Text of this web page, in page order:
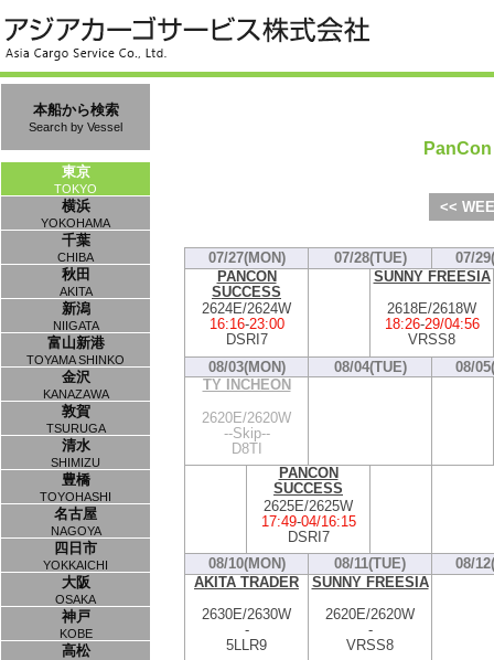
本船から検索
Search by Vessel
東京
TOKYO
横浜
YOKOHAMA
千葉
CHIBA
秋田
AKITA
新潟
NIIGATA
富山新港
TOYAMA SHINKO
金沢
KANAZAWA
敦賀
TSURUGA
清水
SHIMIZU
豊橋
TOYOHASHI
名古屋
NAGOYA
四日市
YOKKAICHI
大阪
OSAKA
神戸
KOBE
高松
<<
07/27(MON) 07/28(TUE)
07/
PANCON
SUCCESS
2624E/2624W
16:16-23:00
DSRI7
SUNNY FREESIA
2618E/2618W
18:26-29/04:56
VRSS8
08/03(MON)
08/04(TUE)
08/
TY INCHEON
2620E/2620W
--Skip--
D8TI
PANCON
SUCCESS
2625E/2625W
17:49-04/16:15
DSRI7
08/10(MON)
08/11(TUE)
08/
AKITA TRADER
2630E/2630W
-
5LLR9
SUNNY FREESIA
2620E/2620W
-
VRSS8